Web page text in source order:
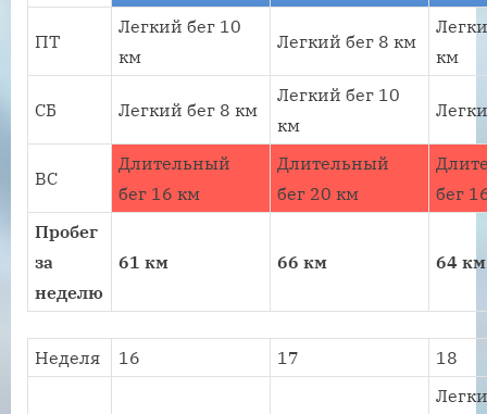
ПТ
Легкий бег 10
км
Легкий бег 8 км
км
СБ Легкий бег 8 км
Легкий бег 10
км
ВС
Длительный
бег 16 км
Длительный
бег 20 км
бег
Пробег
за
неделю
61 км 66 км 64 км
Неделя 16 17 18